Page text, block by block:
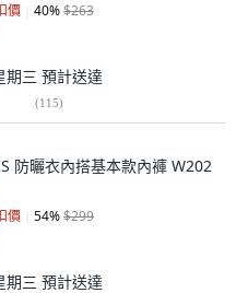
價 40%$263
期三 預計送達
(115)
防曬衣內搭基本款內褲 W202
價 54%$299
期三 預計送達